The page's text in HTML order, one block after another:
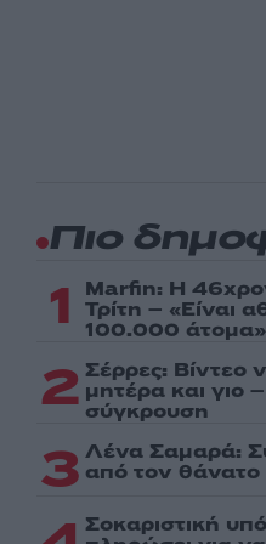
Πιο
1 Marfin: Η
Τρίτη – «Είναι
100.000 άτομα»
2 Σέρρες: Βίντεο
μητέρα και γιο
σύγκρουση
3 Λένα Σαμαρά:
από τον
Σοκαριστική